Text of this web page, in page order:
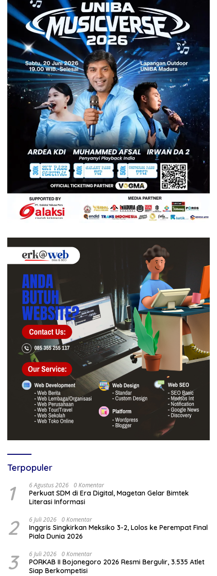
Terpopuler
1 6 Agustus 2026 0 Komentar
Perkuat SDM di Era Digital, Magetan Gelar Bimtek
Literasi Informasi
2 6 Juli 2026 0 Komentar
Inggris Singkirkan Meksiko 3-2, Lolos ke Perempat Final
Piala Dunia 2026
3 6 Juli 2026 0 Komentar
PORKAB II Bojonegoro 2026 Resmi Bergulir, 3.535 Atlet
Siap Berkompetisi